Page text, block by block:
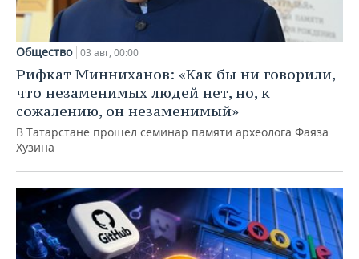
Общество 03 авг, 00:00
Рифкат Минниханов: «Как бы ни говорили,
что незаменимых людей нет, но, к
сожалению, он незаменимый»
В Татарстане прошел семинар памяти археолога Фаяза
Хузина